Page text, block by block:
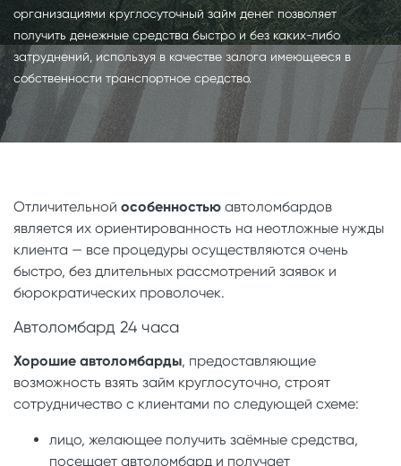
организациями круглосуточный займ денег позволяет
получить денежные средства быстро и без каких-либо
затруднений, используя в качестве залога имеющееся в
собственности транспортное средство.
Отличительной особенностью автоломбардов
является их ориентированность на неотложные нужды
клиента — все процедуры осуществляются очень
быстро, без длительных рассмотрений заявок и
бюрократических проволочек.
Автоломбард 24 часа
Хорошие автоломбарды, предоставляющие
возможность взять займ круглосуточно, строят
сотрудничество с клиентами по следующей схеме:
лицо, желающее получить заёмные средства,
посещает автоломбард и получает